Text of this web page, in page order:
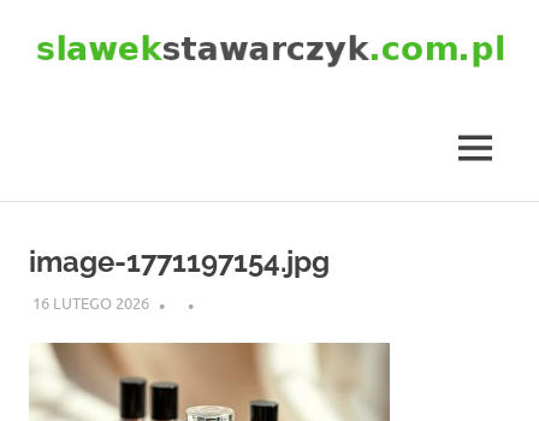
MENU
image-1771197154.jpg
16 LUTEGO 2026